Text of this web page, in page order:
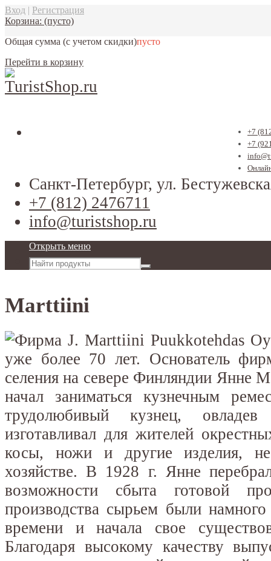
Вход | Регистрация
Корзина: (пусто)
Общая сумма (с учетом скидки)пусто
Перейти в корзину
+7
+7
Санкт-Петербург, ул.
+7 (812) 2476711
info@turistshop.ru
Открыть меню
Marttiini
Фирма J. Marttiini Puukkotehdas
уже более 70 лет. Основатель
селения на севере Финляндии Янне
начал заниматься кузнечным
трудолюбивый кузнец, овладев
изготавливал для жителей
косы, ножи и другие изделия,
хозяйстве. В 1928 г. Янне
возможности сбыта готовой
производства сырьем были
времени и начала свое
Благодаря высокому качеству